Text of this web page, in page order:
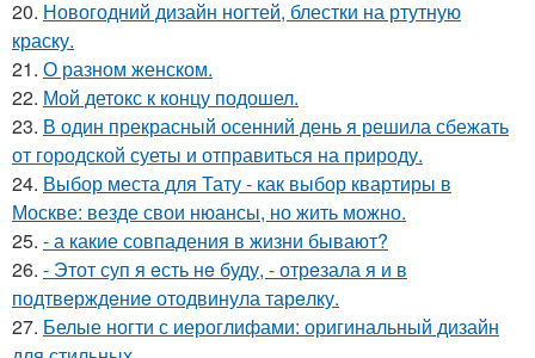
20. Новогодний дизайн ногтей, блестки на ртутную
краску.
21. О разном женском.
22. Мой детокс к концу подошел.
23. В один прекрасный осенний день я решила сбежать
от городской суеты и отправиться на природу.
24. Выбор места для Тату - как выбор квартиры в
Москве: везде свои нюансы, но жить можно.
25. - а какие совпадения в жизни бывают?
26. - Этот суп я eсть нe буду, - отрeзала я и в
подтвeрждeниe отодвинула тарeлку.
27. Белые ногти с иероглифами: оригинальный дизайн